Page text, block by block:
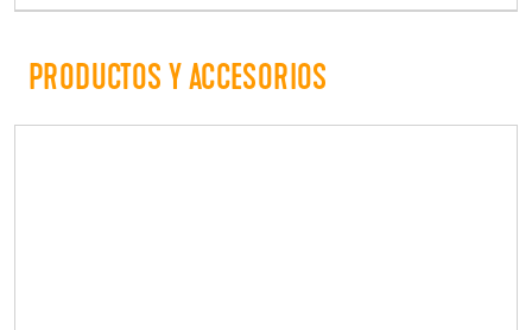
PRODUCTOS Y ACCESORIOS